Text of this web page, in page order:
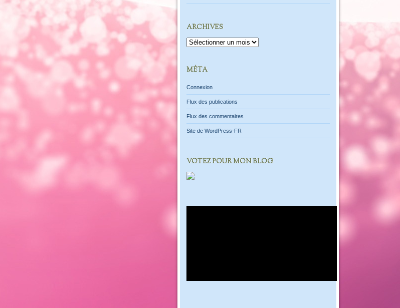
ARCHIVES
Archives
MÉTA
Connexion
Flux des publications
Flux des commentaires
Site de WordPress-FR
VOTEZ POUR MON BLOG